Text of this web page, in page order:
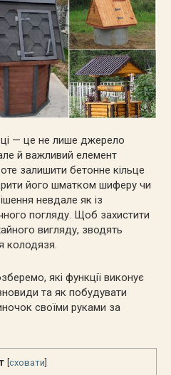
— це не лише джерело
й важливий елемент
залишити бетонне кільце
його шматком шиферу чи
невдале як із
погляду. Щоб захистити
вигляду, зводять
колодязя.
які функції виконує
та як побудувати
своїми руками за
сховати